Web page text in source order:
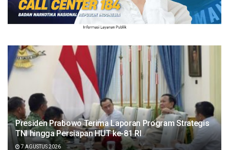
Presiden Prabowo Terima Laporan Program Strategis
TNI hingga Persiapan HUT ke-81 RI
7 AGUSTUS 2026